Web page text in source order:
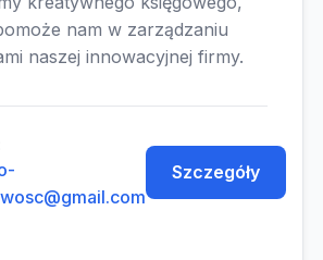
nam w zarządzaniu
naszej innowacyjnej firmy.
Szczegóły